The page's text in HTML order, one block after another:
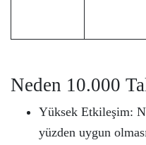
Neden 10.000
Yüksek Etkileşim:
yüzden uygun